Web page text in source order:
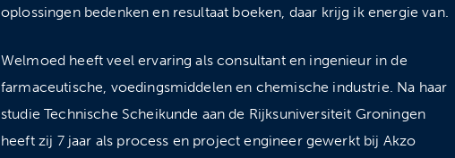
oplossingen bedenken en resultaat boeken, daar krijg ik energie van.
Welmoed heeft veel ervaring als consultant en ingenieur in de
farmaceutische, voedingsmiddelen en chemische industrie. Na haar
studie Technische Scheikunde aan de Rijksuniversiteit Groningen
heeft zij 7 jaar als process en project engineer gewerkt bij Akzo